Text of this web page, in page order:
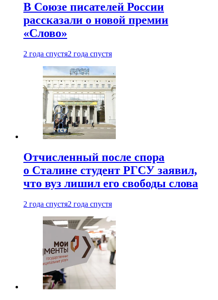
В Союзе писателей России
рассказали о новой премии
«Слово»
2 года спустя2 года спустя
Отчисленный после спора
о Сталине студент РГСУ заявил,
что вуз лишил его свободы слова
2 года спустя2 года спустя